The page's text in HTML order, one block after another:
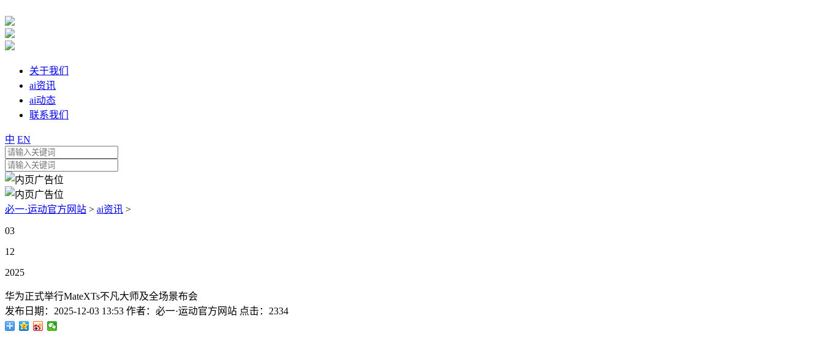
关于我们
ai资讯
ai动态
联系我们
中 EN
必一·运动官方网站 > ai资讯 >
03
12
2025
华为正式举行MateXTs不凡大师及全场景布会
发布日期： 2025-12-03 13:53 作者： 必一·运动官方网站 点击： 2334